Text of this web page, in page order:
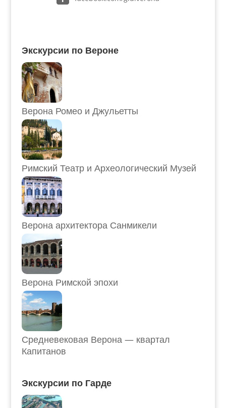
Экскурсии по Вероне
Верона Ромео и Джульетты
Римский Театр и Археологический Музей
Верона архитектора Санмикели
Верона Римской эпохи
Средневековая Верона — квартал
Капитанов
Экскурсии по Гарде